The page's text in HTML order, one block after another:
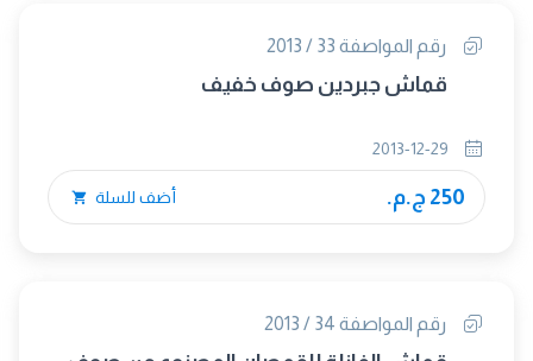
رقم المواصفة 33 / 2013
قماش جبردين صوف خفيف
250 ج.م. أضف للسلة
رقم المواصفة 34 / 2013